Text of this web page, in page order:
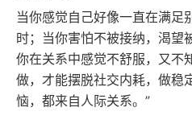
当你感觉自己好像一直在满足
时；当你害怕不被接纳，渴望
你在关系中感觉不舒服，又
做，才能摆脱社交内耗，做稳
恼，都来自人际关系。”